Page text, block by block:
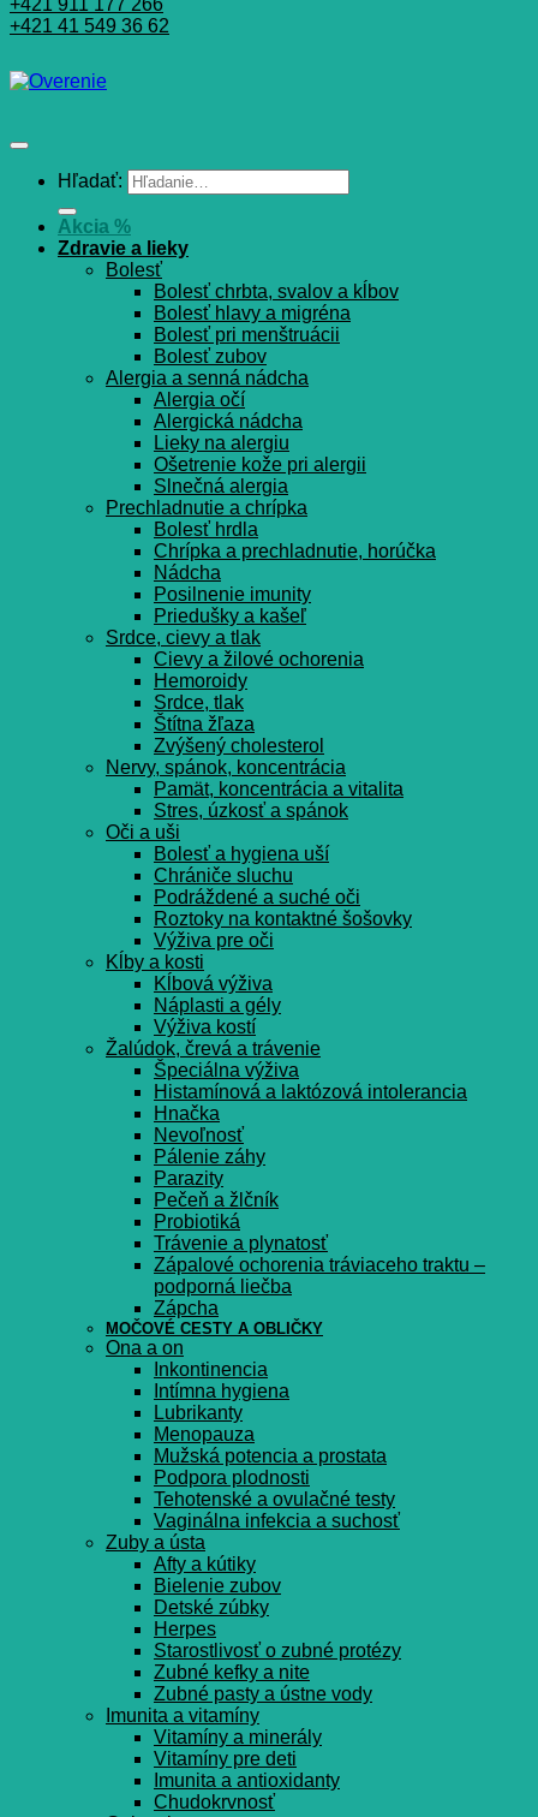
+421 911 177 266
+421 41 549 36 62
Hľadať:
Akcia %
Zdravie a lieky
Bolesť
Bolesť chrbta, svalov a kĺbov
Bolesť hlavy a migréna
Bolesť pri menštruácii
Bolesť zubov
Alergia a senná nádcha
Alergia očí
Alergická nádcha
Lieky na alergiu
Ošetrenie kože pri alergii
Slnečná alergia
Prechladnutie a chrípka
Bolesť hrdla
Chrípka a prechladnutie, horúčka
Nádcha
Posilnenie imunity
Priedušky a kašeľ
Srdce, cievy a tlak
Cievy a žilové ochorenia
Hemoroidy
Srdce, tlak
Štítna žľaza
Zvýšený cholesterol
Nervy, spánok, koncentrácia
Pamät, koncentrácia a vitalita
Stres, úzkosť a spánok
Oči a uši
Bolesť a hygiena uší
Chrániče sluchu
Podráždené a suché oči
Roztoky na kontaktné šošovky
Výživa pre oči
Kĺby a kosti
Kĺbová výživa
Náplasti a gély
Výživa kostí
Žalúdok, črevá a trávenie
Špeciálna výživa
Histamínová a laktózová intolerancia
Hnačka
Nevoľnosť
Pálenie záhy
Parazity
Pečeň a žlčník
Probiotiká
Trávenie a plynatosť
Zápalové ochorenia tráviaceho traktu –
podporná liečba
Zápcha
MOČOVÉ CESTY A OBLIČKY
Ona a on
Inkontinencia
Intímna hygiena
Lubrikanty
Menopauza
Mužská potencia a prostata
Podpora plodnosti
Tehotenské a ovulačné testy
Vaginálna infekcia a suchosť
Zuby a ústa
Afty a kútiky
Bielenie zubov
Detské zúbky
Herpes
Starostlivosť o zubné protézy
Zubné kefky a nite
Zubné pasty a ústne vody
Imunita a vitamíny
Vitamíny a minerály
Vitamíny pre deti
Imunita a antioxidanty
Chudokrvnosť